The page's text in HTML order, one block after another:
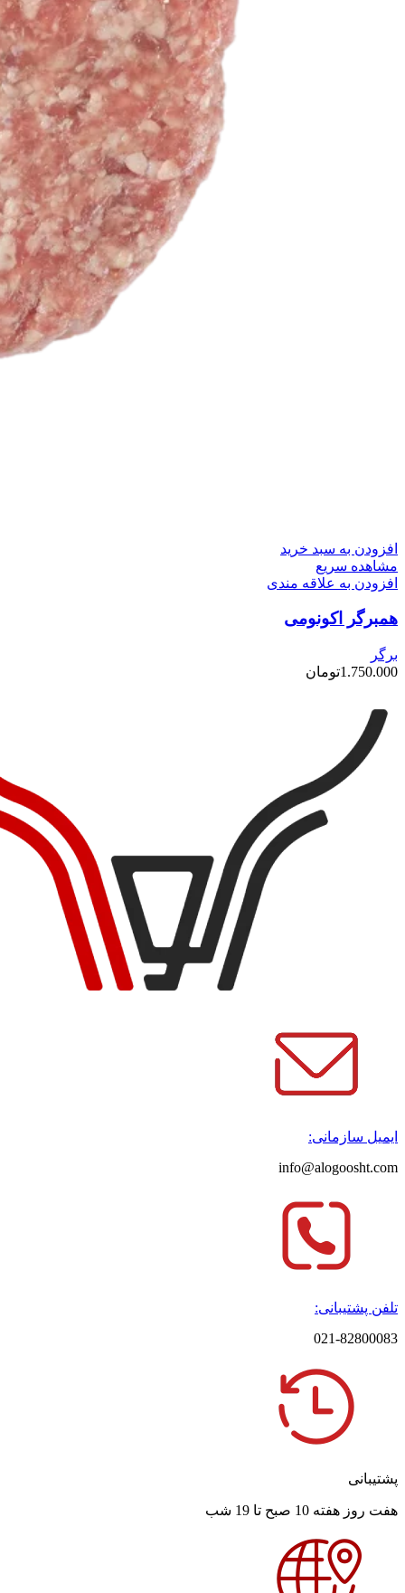
افزودن به سبد خرید
مشاهده سریع
افزودن به علاقه مندی
همبرگر اکونومی
برگر
1.750.000تومان
ایمیل سازمانی:
info@alogoosht.com
تلفن پشتیبانی:
021-82800083
پشتیبانی
هفت روز هفته 10 صبح تا 19 شب